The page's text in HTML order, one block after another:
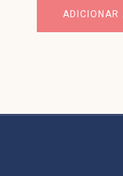
ADICIONAR